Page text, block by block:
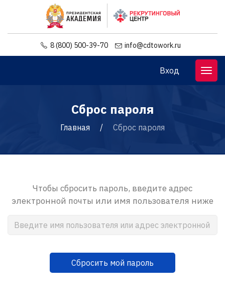
8 (800) 500-39-70 info@cdtowork.ru
Вход
Сброс пароля
Главная Сброс пароля
Чтобы сбросить пароль, введите адрес
электронной почты или имя пользователя ниже